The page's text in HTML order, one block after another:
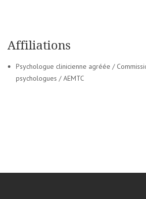
Affiliations
Psychologue clinicienne agréée /
psychologues / AEMTC